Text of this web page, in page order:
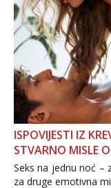
ISPOVIJESTI IZ
STVARNO MISLE
Seks na jednu noć –
za druge emotivna